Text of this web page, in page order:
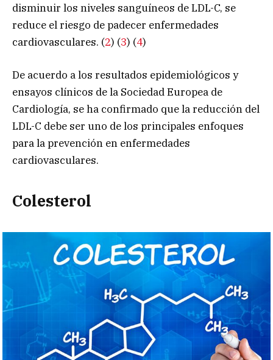
disminuir los niveles sanguíneos de LDL-C, se
reduce el riesgo de padecer enfermedades
cardiovasculares. (2) (3) (4)
De acuerdo a los resultados epidemiológicos y
ensayos clínicos de la Sociedad Europea de
Cardiología, se ha confirmado que la reducción del
LDL-C debe ser uno de los principales enfoques
para la prevención en enfermedades
cardiovasculares.
Colesterol